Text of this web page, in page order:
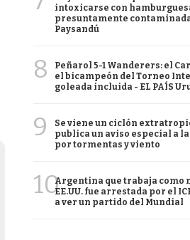
intoxicarse con
presuntamente
Paysandú
8
Peñarol 5-1 Wanderers: el
el bicampeón del Torneo
goleada incluida - EL PAÍS
9
Se viene un ciclón
publica un aviso especial a
por tormentas y viento
10Argentina que trabaja como
EE.UU. fue arrestada por el
a ver un partido del Mundial